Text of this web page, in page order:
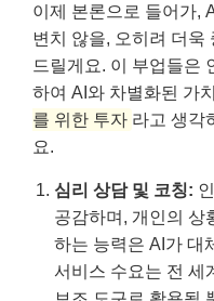
이제 본론으로 들어가,
변치 않을, 오히려 더욱
드릴게요. 이 부업들은
하여 AI와 차별화된 가
를 위한 투자 라고 생각
요.
심리 상담 및 코칭:
공감하며, 개인의 상
하는 능력은 AI가 대
서비스 수요는 전 세